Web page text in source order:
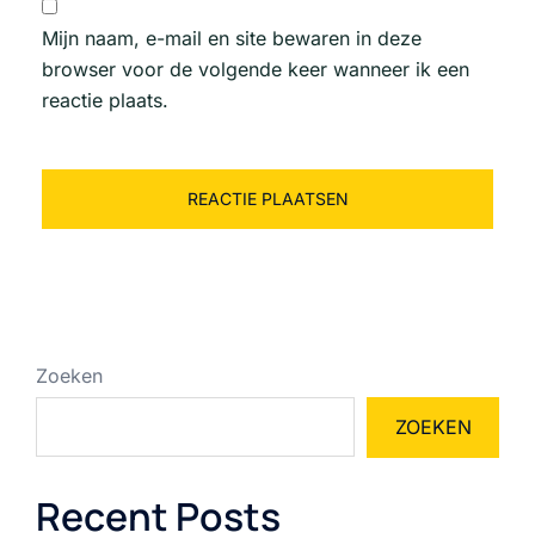
Mijn naam, e-mail en site bewaren in deze
browser voor de volgende keer wanneer ik een
reactie plaats.
Zoeken
ZOEKEN
Recent Posts